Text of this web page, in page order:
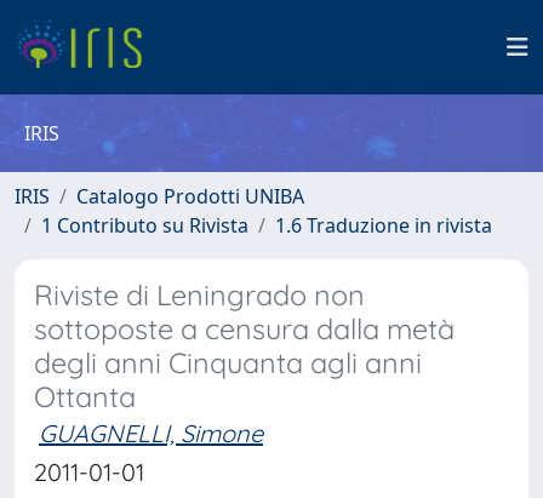
IRIS
IRIS
Catalogo Prodotti UNIBA
1 Contributo su Rivista
1.6 Traduzione in rivista
Riviste di Leningrado non
sottoposte a censura dalla metà
degli anni Cinquanta agli anni
Ottanta
GUAGNELLI, Simone
2011-01-01